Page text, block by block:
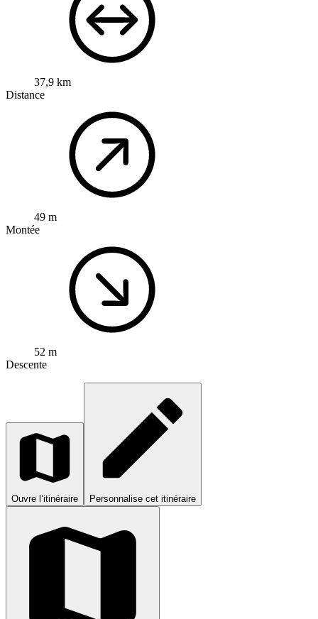
37,9 km
Distance
49 m
Montée
52 m
Descente
Ouvre l’itinéraire Personnalise cet itinéraire